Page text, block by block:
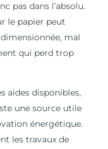
pas dans l’absolu.
le papier peut
mal
qui perd trop
aides disponibles,
une source utile
énergétique.
les travaux de